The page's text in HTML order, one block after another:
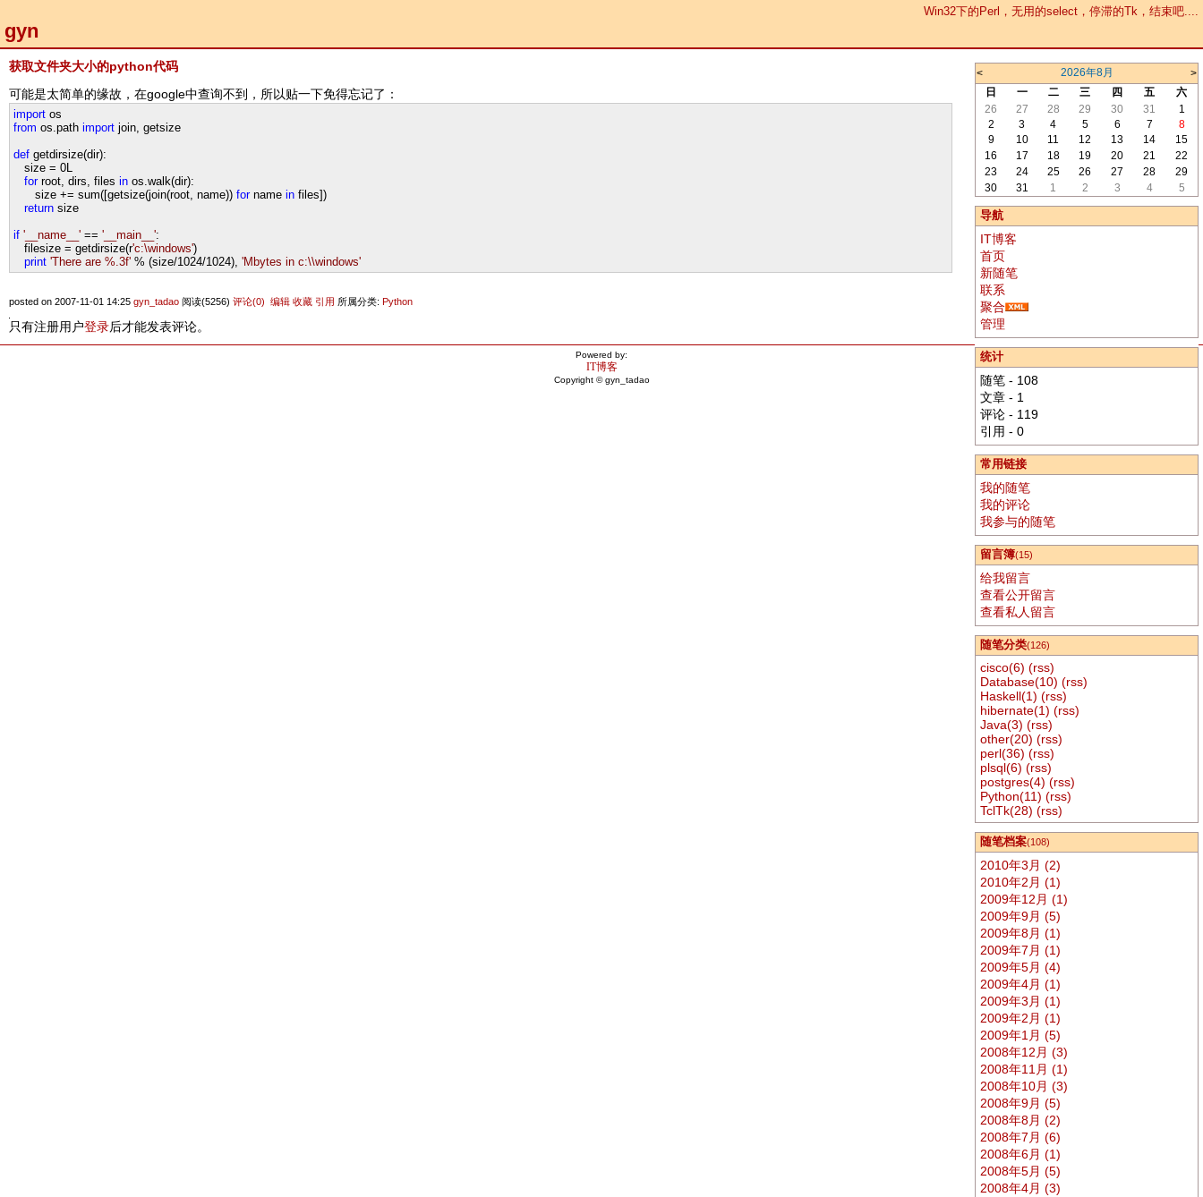
gyn
Win32下的Perl，无用的select，停滞的Tk，结束吧....
获取文件夹大小的python代码
可能是太简单的缘故，在google中查询不到，所以贴一下免得忘记了：
import os
from os.path import join, getsize
def getdirsize(dir):
size = 0L
forroot, dirs, files in os.walk(dir):
size += sum([getsize(join(root, name)) forname in files])
return size
if ' __name__ ' == ' __main__ ':
filesize = getdirsize(r'c:\windows')
print 'There are %.3f' % (size/1024/1024), 'Mbytes in c:\\windows'
posted on 2007-11-01 14:25 gyn_tadao 阅读(5256) 评论(0) 编辑 收藏 引用 所属分类: Python
只有注册用户登录后才能发表评论。
< 2026年8月
>
日
一 二 三 四 五
六
26
27 28 29 30 31
1
2
3 4 5 6 7
8
9
10 11 12 13 14
15
16
17 18 19 20 21
22
23
24 25 26 27 28
29
30
31 1 2 3 4 5
导航
IT博客
首页
新随笔
联系
聚合
管理
统计
随笔 - 108
文章 - 1
评论 - 119
引用 - 0
常用链接
我的随笔
我的评论
我参与的随笔
留言簿(15)
给我留言
查看公开留言
查看私人留言
随笔分类(126)
cisco(6) (rss)
Database(10) (rss)
Haskell(1) (rss)
hibernate(1) (rss)
Java(3) (rss)
other(20) (rss)
perl(36) (rss)
plsql(6) (rss)
postgres(4) (rss)
Python(11) (rss)
TclTk(28) (rss)
随笔档案(108)
2010年3月 (2)
2010年2月 (1)
2009年12月 (1)
2009年9月 (5)
2009年8月 (1)
2009年7月 (1)
2009年5月 (4)
2009年4月 (1)
2009年3月 (1)
2009年2月 (1)
2009年1月 (5)
2008年12月 (3)
2008年11月 (1)
2008年10月 (3)
2008年9月 (5)
2008年8月 (2)
2008年7月 (6)
2008年6月 (1)
2008年5月 (5)
2008年4月 (3)
Powered by:
IT博客
Copyright © gyn_tadao